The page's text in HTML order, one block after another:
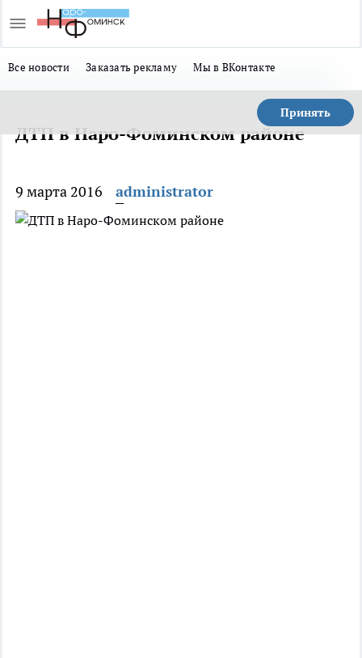
Все новости Заказать рекламу Мы в ВКонтакте
Принять
ДТП в Наро-Фоминском районе
9 марта 2016 administrator